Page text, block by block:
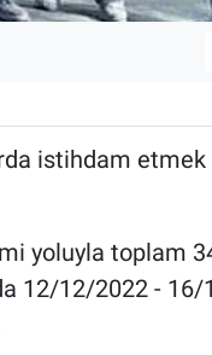
istihdam etmek
yoluyla toplam
12/12/2022 -